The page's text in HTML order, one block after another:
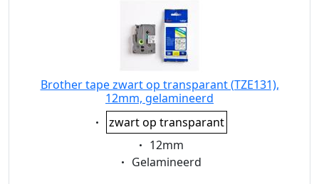
Brother tape zwart op transparant (TZE131),
12mm, gelamineerd
Eigenschaft:
zwart op transparant
Eigenschaft:
12mm
Eigenschaft:
Gelamineerd